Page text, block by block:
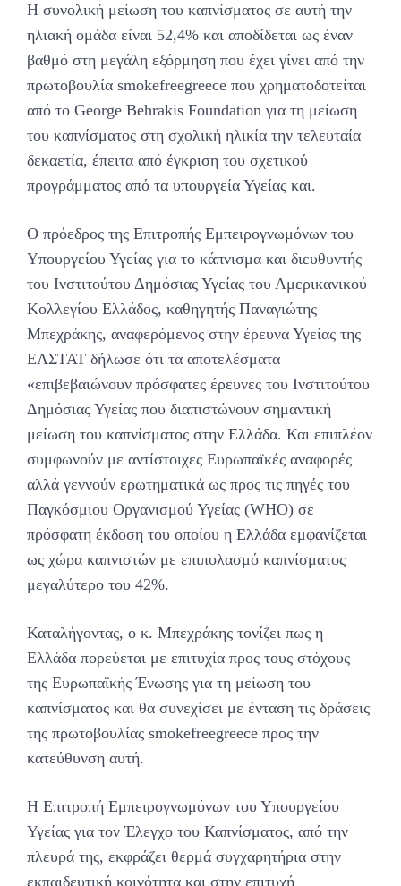
Η συνολική μείωση του καπνίσματος σε αυτή την
ηλιακή ομάδα είναι 52,4% και αποδίδεται ως έναν
βαθμό στη μεγάλη εξόρμηση που έχει γίνει από την
πρωτοβουλία smokefreegreece που χρηματοδοτείται
από το George Behrakis Foundation για τη μείωση
του καπνίσματος στη σχολική ηλικία την τελευταία
δεκαετία, έπειτα από έγκριση του σχετικού
προγράμματος από τα υπουργεία Υγείας και.
Ο πρόεδρος της Επιτροπής Εμπειρογνωμόνων του
Υπουργείου Υγείας για το κάπνισμα και διευθυντής
του Ινστιτούτου Δημόσιας Υγείας του Αμερικανικού
Κολλεγίου Ελλάδος, καθηγητής Παναγιώτης
Μπεχράκης, αναφερόμενος στην έρευνα Υγείας της
ΕΛΣΤΑΤ δήλωσε ότι τα αποτελέσματα
«επιβεβαιώνουν πρόσφατες έρευνες του Ινστιτούτου
Δημόσιας Υγείας που διαπιστώνουν σημαντική
μείωση του καπνίσματος στην Ελλάδα. Και επιπλέον
συμφωνούν με αντίστοιχες Ευρωπαϊκές αναφορές
αλλά γεννούν ερωτηματικά ως προς τις πηγές του
Παγκόσμιου Οργανισμού Υγείας (WHO) σε
πρόσφατη έκδοση του οποίου η Ελλάδα εμφανίζεται
ως χώρα καπνιστών με επιπολασμό καπνίσματος
μεγαλύτερο του 42%.
Καταλήγοντας, ο κ. Μπεχράκης τονίζει πως η
Ελλάδα πορεύεται με επιτυχία προς τους στόχους
της Ευρωπαϊκής Ένωσης για τη μείωση του
καπνίσματος και θα συνεχίσει με ένταση τις δράσεις
της πρωτοβουλίας smokefreegreece προς την
κατεύθυνση αυτή.
Η Επιτροπή Εμπειρογνωμόνων του Υπουργείου
Υγείας για τον Έλεγχο του Καπνίσματος, από την
πλευρά της, εκφράζει θερμά συγχαρητήρια στην
εκπαιδευτική κοινότητα και στην επιτυχή